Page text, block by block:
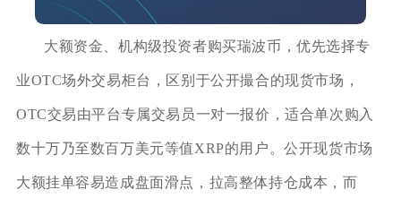
大额资金、机构级投资者购买瑞波币，优先选择专
业OTC场外交易柜台，区别于公开撮合的现货市场，
OTC交易由平台专属交易员一对一报价，适合单次购入
数十万乃至数百万美元等值XRP的用户。公开现货市场
大额挂单容易造成盘面滑点，拉高整体持仓成本，而